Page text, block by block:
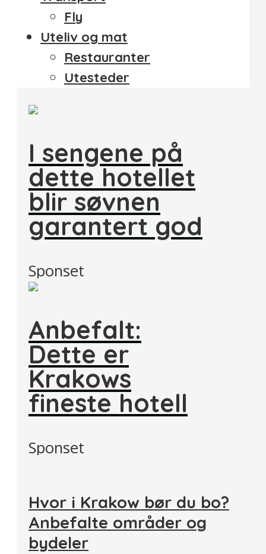
Fly
Uteliv og mat
Restauranter
Utesteder
I sengene på
dette hotellet
blir søvnen
garantert god
Sponset
Anbefalt:
Dette er
Krakows
fineste hotell
Sponset
Hvor i Krakow bør du bo?
Anbefalte områder og
bydeler